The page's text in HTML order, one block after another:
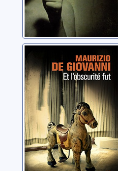
Et l'obscurité fut
De Giovanni, Maurizio